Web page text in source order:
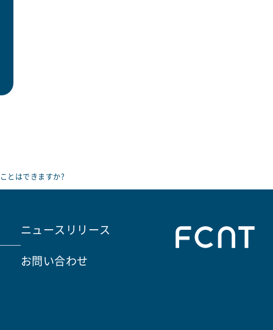
とはできますか?
ニュースリリース
お問い合わせ